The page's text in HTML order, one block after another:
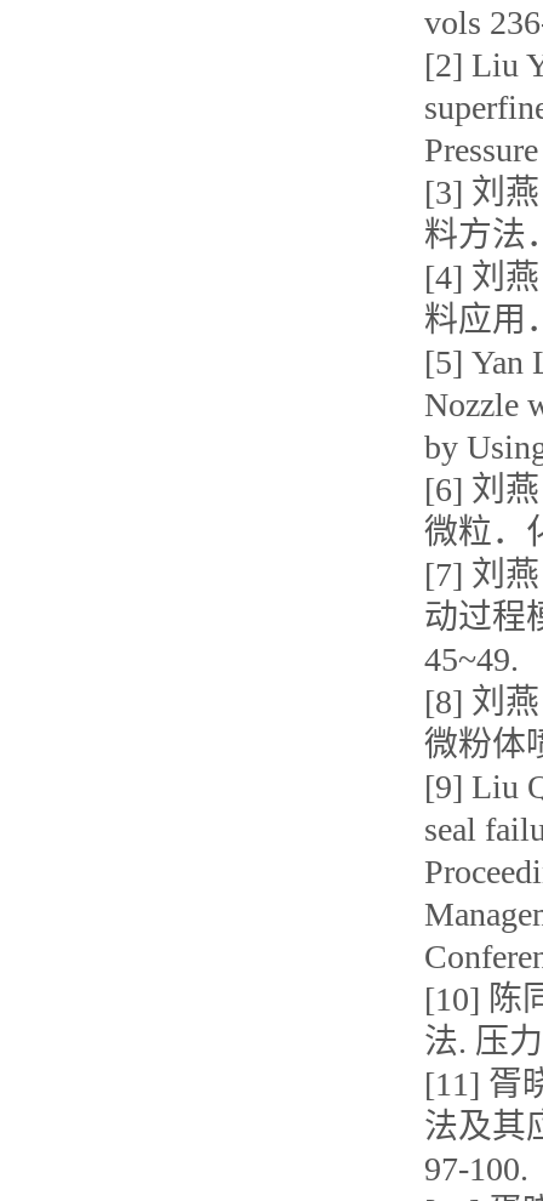
vols
[2] Liu
[3] 刘
料方法
[4] 刘
料应用
[5] Yan
Nozzle
by
[6] 刘
微粒．
[7] 刘
动过程
45~49.
[8] 刘
微粉体
[9] Liu
seal
[10] 陈
法. 压
[11] 胥
法及其
97-100.